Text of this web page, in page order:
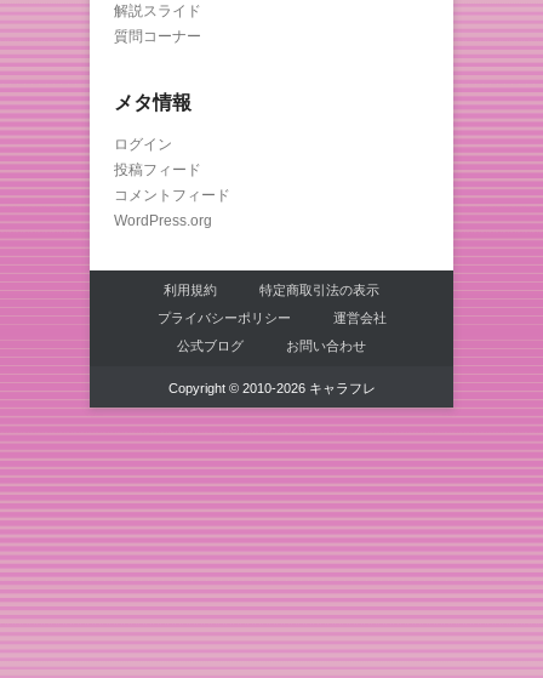
解説スライド
質問コーナー
メタ情報
ログイン
投稿フィード
コメントフィード
WordPress.org
利用規約
特定商取引法の表示
プライバシーポリシー
運営会社
公式ブログ
お問い合わせ
Copyright © 2010-2026 キャラフレ